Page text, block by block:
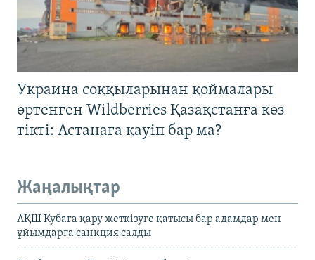
Украина соққыларынан қоймалары
өртенген Wildberries Қазақстанға көз
тікті: Астанаға қауіп бар ма?
Жаңалықтар
АҚШ Кубаға қару жеткізуге қатысы бар адамдар мен
ұйымдарға санкция салды